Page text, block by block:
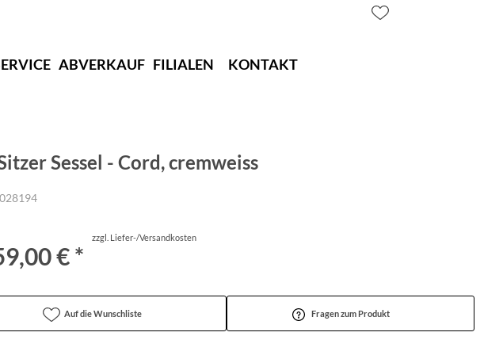
ABVERKAUF FILIALEN KONTAKT
Sessel - Cord, cremweiss
€ *
zzgl. Liefer-/Versandkosten
Auf die Wunschliste Fragen zum Produkt